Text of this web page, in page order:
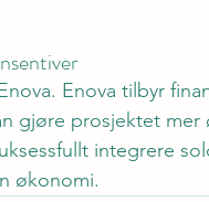
Enova tilbyr
gjøre prosjektet mer
integrere
økonomi.